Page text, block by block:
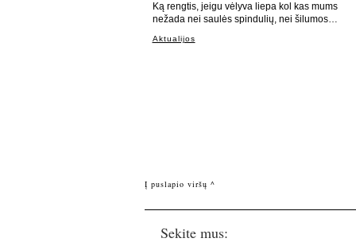
Ką rengtis, jeigu vėlyva liepa kol kas mums
nežada nei saulės spindulių, nei šilumos…
Aktualijos
Į puslapio viršų ^
Sekite mus: